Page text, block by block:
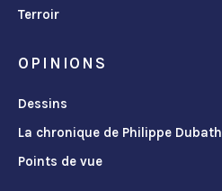
Terroir
OPINIONS
Dessins
La chronique de Philippe Dubath
Points de vue